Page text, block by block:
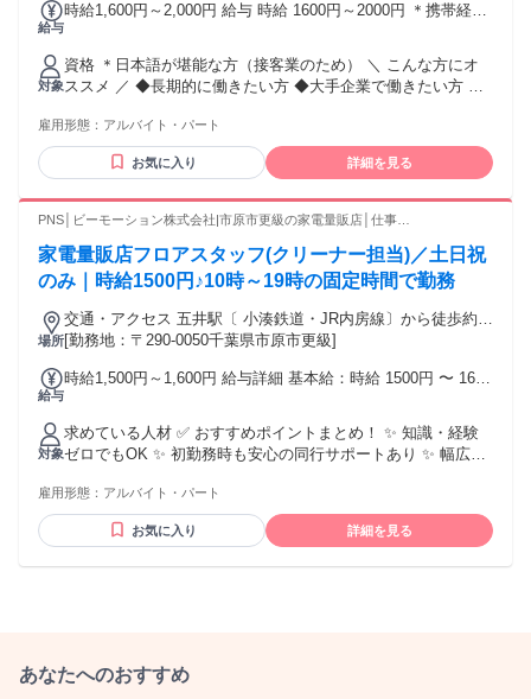
給与
時給1,600円～2,000円 給与 時給 1600円～2000円 ＊携帯経験
費：通勤交通費全額支給 ＊交通費全額支給！ ＊各種手当でさ
らに稼げる！
対象
資格 ＊日本語が堪能な方（接客業のため） ＼ こんな方にオ
ススメ ／ ◆長期的に働きたい方 ◆大手企業で働きたい方 ◆
パレル、飲食店、カフェ、レストラン、 居酒屋、コンビニ、
ホテル ...etc ＼ こんなエリアで先輩活躍中！ ／ どの勤務地も
駅から徒歩10分圏内です 勤務地はお気軽にご相談ください♪
王子/青梅/町田 ≪神奈川≫ 横浜/新横浜/上大岡/川崎/武蔵小杉/
葉≫ 千葉/船橋/津田沼/市川/柏/八千代/松戸
雇用形態： アルバイト・パート
お気に入り 詳細を見る
PNS│ビーモーション株式会社|市原市更級の家電量販店│仕事
家電量販店フロアスタッフ(クリーナー担当)／土日祝
のみ｜時給1500円♪10時～19時の固定時間で勤務
場所
交通・アクセス 五井駅〔 小湊鉄道・JR内房線〕から徒歩約
16分 ・「五井駅東口」から小湊鉄道バス乗車約5分～「アリ
[勤務地：〒290-0050千葉県市原市更級]
給与
時給1,500円～1,600円 給与詳細 基本給：時給 1500円 〜 1600
場合は、前日の平日 方法：日払い or 月払いが選べます！ 〇
交通費全額支給 公共交通機関の往復代
対象
求めている人材 ✅ おすすめポイントまとめ！ ✨ 知識・経験
ゼロでもOK ✨ 初勤務時も安心の同行サポートあり ✨ 幅広い
境！ ✅「活かせる」 前職の経験 ・飲食店、居酒屋、カフェで
の接客 ・コンビニ、スーパー、ドラッグストア ・アパレル、
雑貨店、ショッピングモール ・百貨店や専門店の販売 ・携帯
マホ・スピーカー ドローン・テレビ・ゲーム機周辺機器 ✨白
物家電 エアコン・コーヒーメーカー 冷蔵庫・洗濯機・掃除機
雇用形態： アルバイト・パート
お気に入り 詳細を見る
あなたへのおすすめ